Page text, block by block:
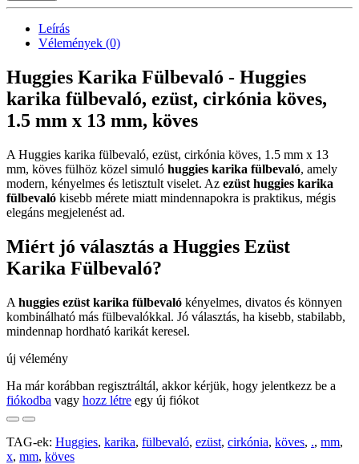
Leírás
Vélemények (0)
Huggies Karika Fülbevaló - Huggies
karika fülbevaló, ezüst, cirkónia köves,
1.5 mm x 13 mm, köves
A Huggies karika fülbevaló, ezüst, cirkónia köves, 1.5 mm x 13
mm, köves fülhöz közel simuló huggies karika fülbevaló, amely
modern, kényelmes és letisztult viselet. Az ezüst huggies karika
fülbevaló kisebb mérete miatt mindennapokra is praktikus, mégis
elegáns megjelenést ad.
Miért jó választás a Huggies Ezüst
Karika Fülbevaló?
A huggies ezüst karika fülbevaló kényelmes, divatos és könnyen
kombinálható más fülbevalókkal. Jó választás, ha kisebb, stabilabb,
mindennap hordható karikát keresel.
új vélemény
Ha már korábban regisztráltál, akkor kérjük, hogy jelentkezz be a
fiókodba vagy hozz létre egy új fiókot
TAG-ek: Huggies, karika, fülbevaló, ezüst, cirkónia, köves, ., mm,
x, mm, köves